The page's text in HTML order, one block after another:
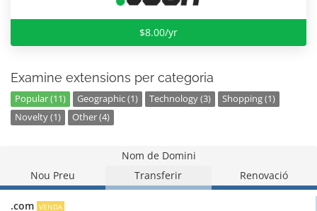
$8.00/yr
Examine extensions per categoria
Popular (11) Geographic (1) Technology (3)
Shopping (1)
Novelty (1)
Other (4)
Nom de Domini
Nou Preu
Transferir Renovació
.com VENDA